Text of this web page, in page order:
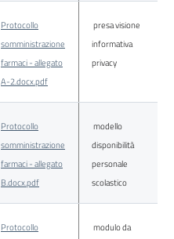
Protocollo
somministrazione
farmaci - allegato
A-2.docx.pdf
presa visione
informativa
privacy
Protocollo
somministrazione
farmaci - allegato
B.docx.pdf
modello
disponibilità
personale
scolastico
Protocollo
modulo da